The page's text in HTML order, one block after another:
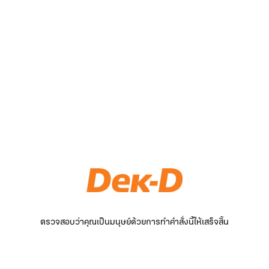
ตรวจสอบว่าคุณเป็นมนุษย์ด้วยการทำคำสั่งนี้ให้เสร็จสิ้น